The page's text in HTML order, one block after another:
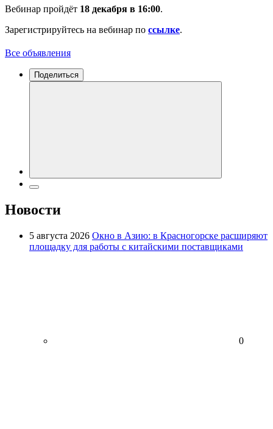
Вебинар пройдёт 18 декабря в 16:00.
Зарегистрируйтесь на вебинар по ссылке.
Все объявления
Поделиться
Новости
5 августа 2026 Окно в Азию: в Красногорске расширяют
площадку для работы с китайскими поставщиками
0